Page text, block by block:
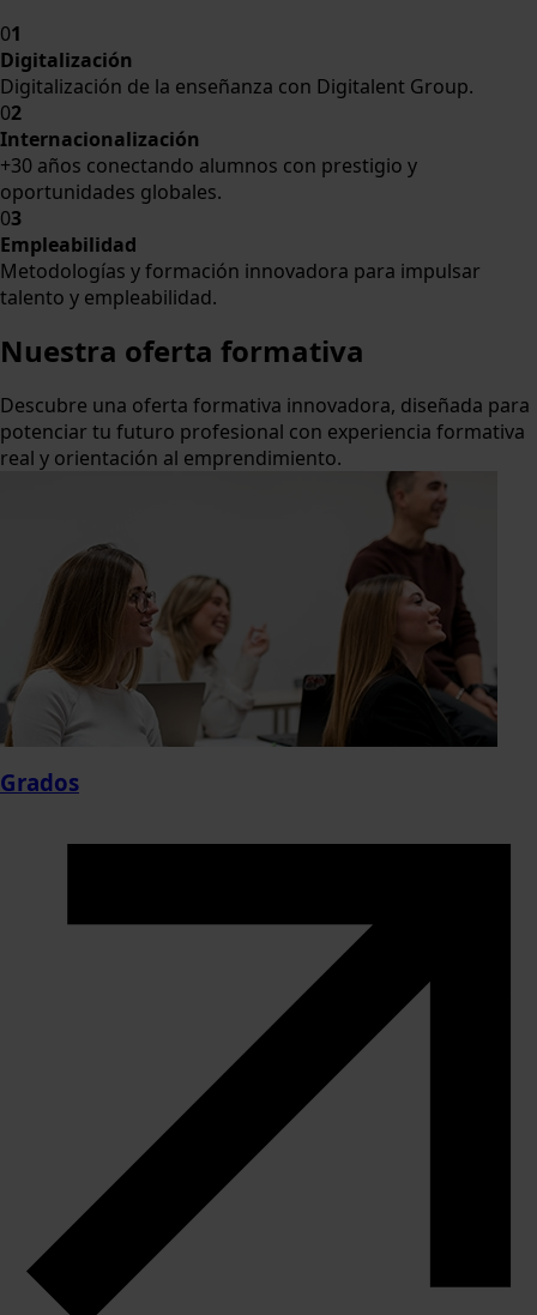
01
Digitalización
Digitalización de la enseñanza con Digitalent Group.
02
Internacionalización
+30 años conectando alumnos con prestigio y
oportunidades globales.
03
Empleabilidad
Metodologías y formación innovadora para impulsar
talento y empleabilidad.
Nuestra oferta formativa
Descubre una oferta formativa innovadora, diseñada para
potenciar tu futuro profesional con experiencia formativa
real y orientación al emprendimiento.
Grados